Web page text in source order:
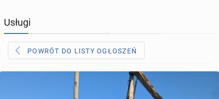
TOWARZYSKIE
Usługi
POWRÓT DO LISTY OGŁOSZEŃ